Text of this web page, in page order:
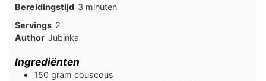
Bereidingstijd 3minuten
minuten
Servings 2
Author Jubinka
Ingrediënten
150 gram couscous